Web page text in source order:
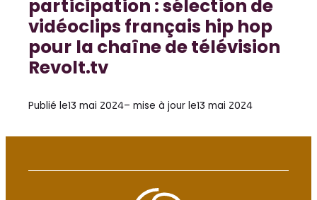
participation : sélection de
vidéoclips français hip hop
pour la chaîne de télévision
Revolt.tv
Publié le13 mai 2024– mise à jour le13 mai 2024